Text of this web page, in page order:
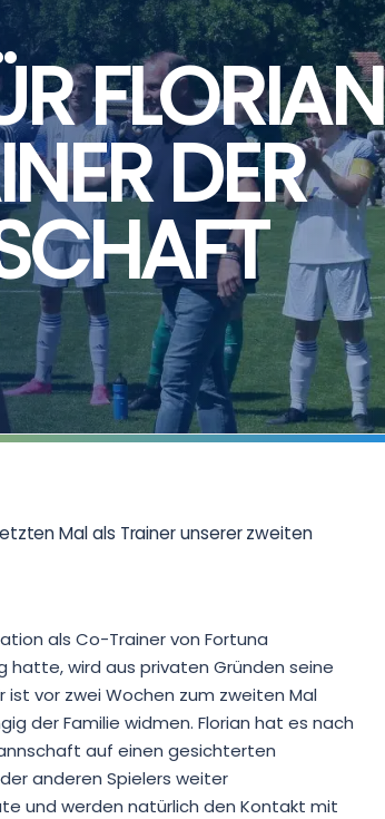
FLORIAN
DER
Mal als Trainer unserer zweiten
als Co-Trainer von Fortuna
wird aus privaten Gründen seine
ist vor zwei Wochen zum zweiten Mal
der Familie widmen. Florian hat es nach
auf einen gesichterten
anderen Spielers weiter
und werden natürlich den Kontakt mit